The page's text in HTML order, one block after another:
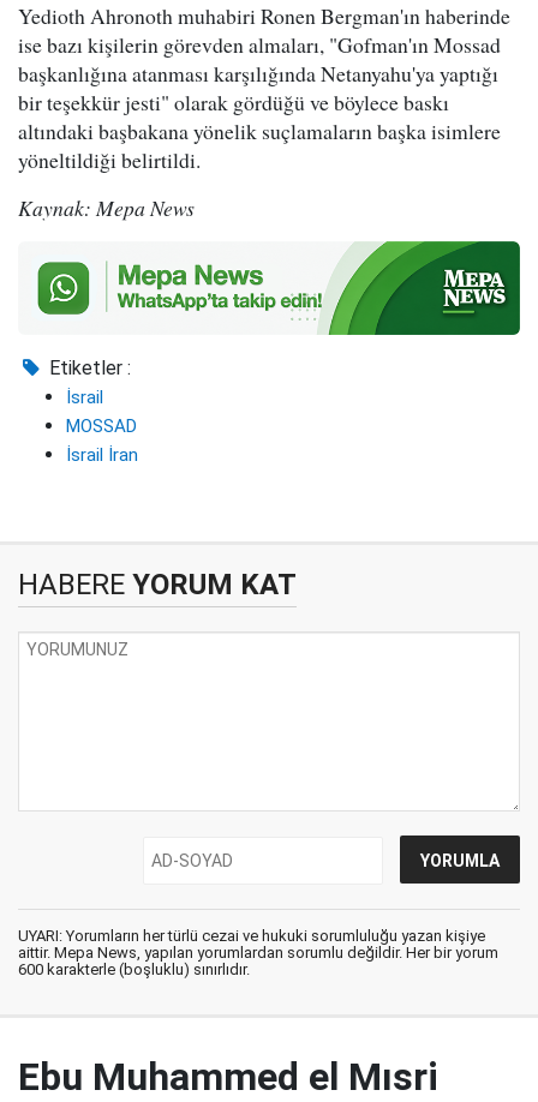
Yedioth Ahronoth muhabiri Ronen Bergman'ın haberinde
ise bazı kişilerin görevden almaları, "Gofman'ın Mossad
başkanlığına atanması karşılığında Netanyahu'ya yaptığı
bir teşekkür jesti" olarak gördüğü ve böylece baskı
altındaki başbakana yönelik suçlamaların başka isimlere
yöneltildiği belirtildi.
Kaynak: Mepa News
Etiketler :
İsrail
MOSSAD
İsrail İran
HABERE YORUM KAT
UYARI: Yorumların her türlü cezai ve hukuki sorumluluğu yazan kişiye
aittir. Mepa News, yapılan yorumlardan sorumlu değildir. Her bir yorum
600 karakterle (boşluklu) sınırlıdır.
Ebu Muhammed el Mısri